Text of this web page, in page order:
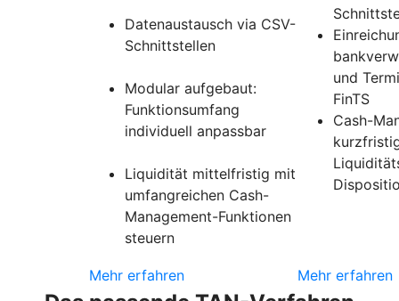
Datenaustausch via CSV-
Schnittstellen
Modular aufgebaut:
Funktionsumfang
individuell anpassbar
Liquidität mittelfristig mit
umfangreichen Cash-
Management-Funktionen
steuern
und
FinTS
Cash-
Mehr erfahren Mehr erfahren